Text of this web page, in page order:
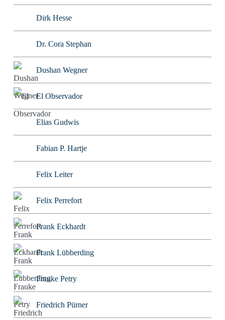
Dirk Hesse
Dr. Cora Stephan
Dushan Wegner
El Observador
Elias Gudwis
Fabian P. Hartje
Felix Leiter
Felix Perrefort
Frank Eckhardt
Frank Lübberding
Frauke Petry
Friedrich Pürner